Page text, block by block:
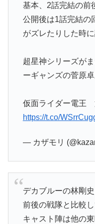
基本、2話完結の前
公開後は1話完結の
がズレたりした時
超星神シリーズが
ーギャンズの菅原
仮面ライダー電王
https://t.co/
— カザモリ
デカブルーの林剛史
前後の戦隊と比較
キャスト陣は他の